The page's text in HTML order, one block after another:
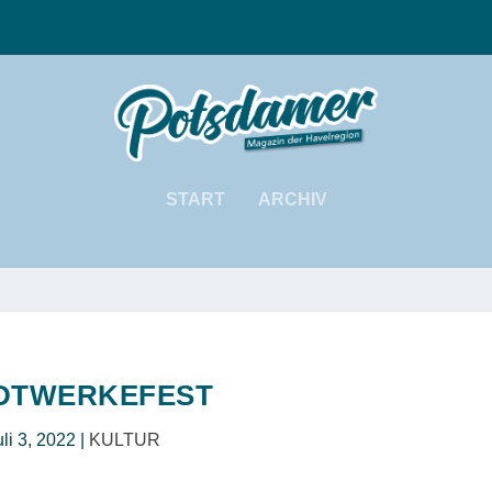
START ARCHIV
3, 2022 KULTUR